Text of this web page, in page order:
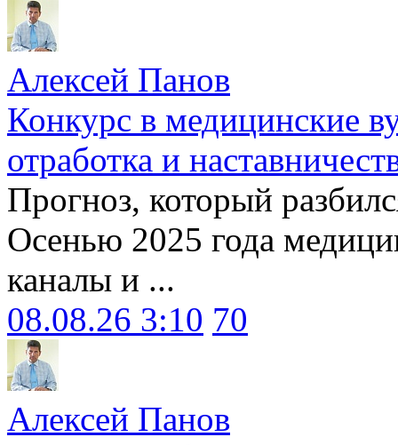
Алексей Панов
Конкурс в медицинские
отработка и
Прогноз, который
Осенью 2025 года
каналы и ...
08.08.26 3:10 70
Алексей Панов